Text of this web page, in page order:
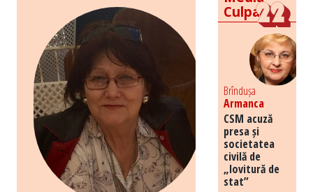
Culpa
Brîndușa
Armanca
CSM acuză
presa și
societatea
civilă de
„lovitură de
stat”